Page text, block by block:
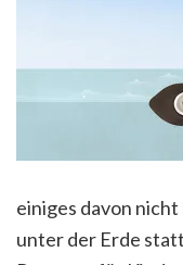
einiges davon
unter der Erde